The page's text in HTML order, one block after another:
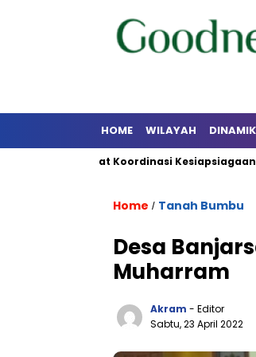
HOME WILAYAH
Perkuat Koordinasi Kesiapsiagaan
Home / Tanah Bumbu
Desa
Muharram
Akram - Editor
Sabtu, 23 April 2022